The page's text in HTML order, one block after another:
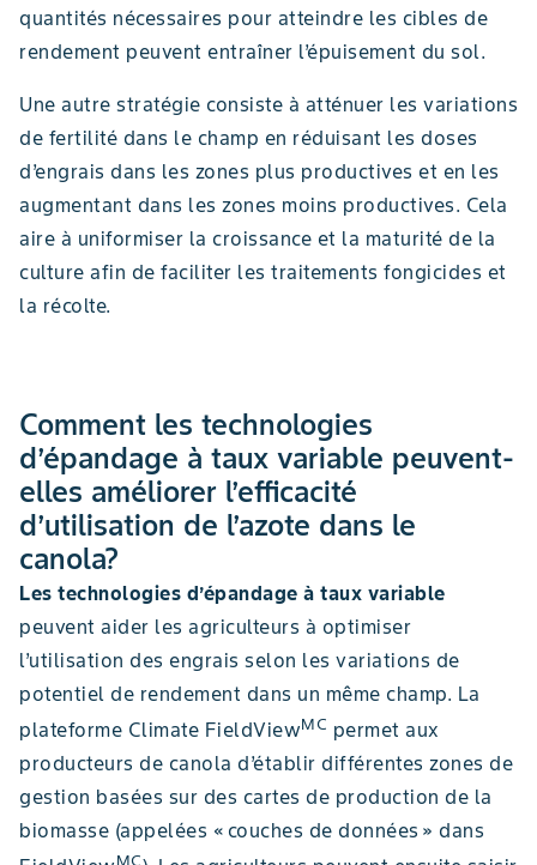
quantités nécessaires pour atteindre les cibles de
rendement peuvent entraîner l’épuisement du sol.
Une autre stratégie consiste à atténuer les variations
de fertilité dans le champ en réduisant les doses
d’engrais dans les zones plus productives et en les
augmentant dans les zones moins productives. Cela
aire à uniformiser la croissance et la maturité de la
culture afin de faciliter les traitements fongicides et
la récolte.
Comment les technologies
d’épandage à taux variable peuvent-
elles améliorer l’efficacité
d’utilisation de l’azote dans le
canola?
Les technologies d’épandage à taux variable
peuvent aider les agriculteurs à optimiser
l’utilisation des engrais selon les variations de
potentiel de rendement dans un même champ. La
plateforme Climate FieldViewMC permet aux
producteurs de canola d’établir différentes zones de
gestion basées sur des cartes de production de la
biomasse (appelées « couches de données » dans